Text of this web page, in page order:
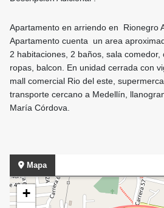
Apartamento en arriendo en Rionegro
Apartamento cuenta un area
2 habitaciones, 2 baños, sala
ropas, balcon. En unidad cerrada con
mall comercial Rio del este,
transporte cercano a Medellín,
María Córdova.
Mapa
+